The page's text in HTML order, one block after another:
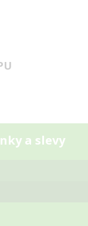
a slevy